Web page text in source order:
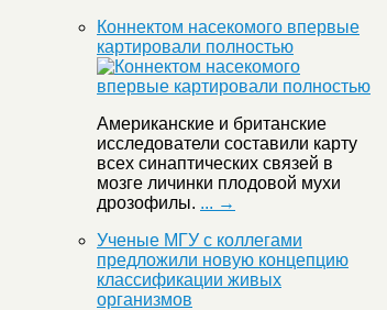
Коннектом насекомого впервые
картировали полностью
Американские и британские
исследователи составили карту
всех синаптических связей в
мозге личинки плодовой мухи
дрозофилы. ... →
Ученые МГУ с коллегами
предложили новую концепцию
классификации живых
организмов